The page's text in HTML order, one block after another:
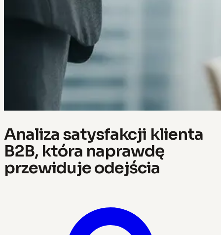
Analiza satysfakcji klienta
B2B, która naprawdę
przewiduje odejścia